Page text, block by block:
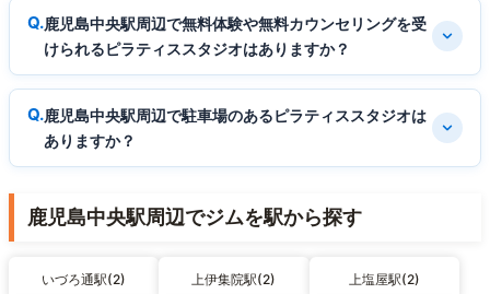
鹿児島中央駅周辺で無料体験や無料カウンセリングを受
けられるピラティススタジオはありますか？
鹿児島中央駅周辺で駐車場のあるピラティススタジオは
ありますか？
鹿児島中央駅周辺でジムを駅から探す
いづろ通駅(2) 上伊集院駅(2) 上塩屋駅(2)